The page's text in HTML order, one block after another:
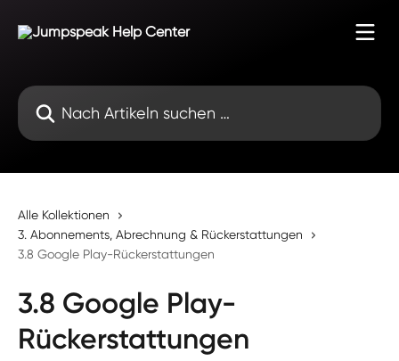
Nach Artikeln suchen …
Alle Kollektionen
3. Abonnements, Abrechnung & Rückerstattungen
3.8 Google Play-Rückerstattungen
3.8 Google Play-
Rückerstattungen